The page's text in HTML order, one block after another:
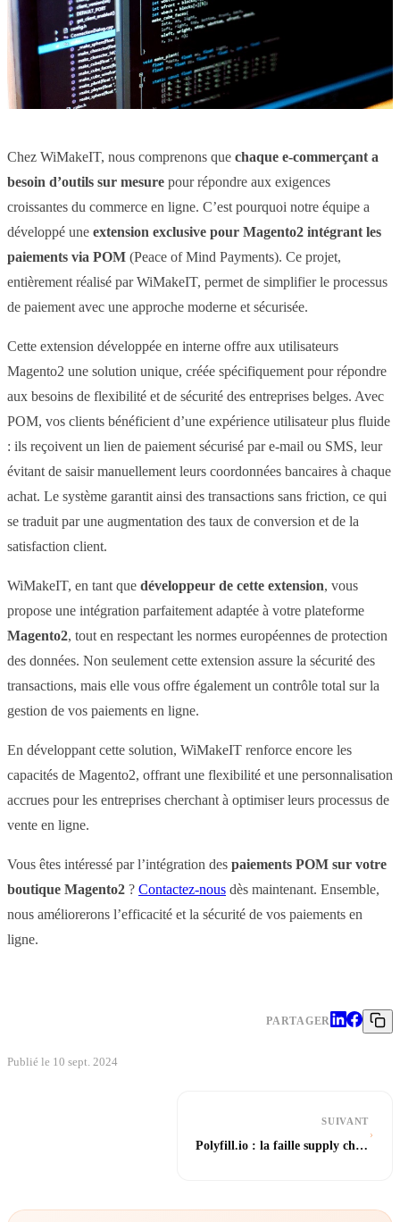
Chez WiMakeIT, nous comprenons que chaque e-commerçant a
besoin d’outils sur mesure pour répondre aux exigences
croissantes du commerce en ligne. C’est pourquoi notre équipe a
développé une extension exclusive pour Magento2 intégrant les
paiements via POM (Peace of Mind Payments). Ce projet,
entièrement réalisé par WiMakeIT, permet de simplifier le processus
de paiement avec une approche moderne et sécurisée.
Cette extension développée en interne offre aux utilisateurs
Magento2 une solution unique, créée spécifiquement pour répondre
aux besoins de flexibilité et de sécurité des entreprises belges. Avec
POM, vos clients bénéficient d’une expérience utilisateur plus fluide
: ils reçoivent un lien de paiement sécurisé par e-mail ou SMS, leur
évitant de saisir manuellement leurs coordonnées bancaires à chaque
achat. Le système garantit ainsi des transactions sans friction, ce qui
se traduit par une augmentation des taux de conversion et de la
satisfaction client.
WiMakeIT, en tant que développeur de cette extension, vous
propose une intégration parfaitement adaptée à votre plateforme
Magento2, tout en respectant les normes européennes de protection
des données. Non seulement cette extension assure la sécurité des
transactions, mais elle vous offre également un contrôle total sur la
gestion de vos paiements en ligne.
En développant cette solution, WiMakeIT renforce encore les
capacités de Magento2, offrant une flexibilité et une personnalisation
accrues pour les entreprises cherchant à optimiser leurs processus de
vente en ligne.
Vous êtes intéressé par l’intégration des paiements POM sur votre
boutique Magento2 ? Contactez-nous dès maintenant. Ensemble,
nous améliorerons l’efficacité et la sécurité de vos paiements en
ligne.
PARTAGER
Publié le 10 sept. 2024
SUIVANT
Polyfill.io : la faille supply chain qui a piraté votre Magento à votre insu — audit sécurité front-end 2026